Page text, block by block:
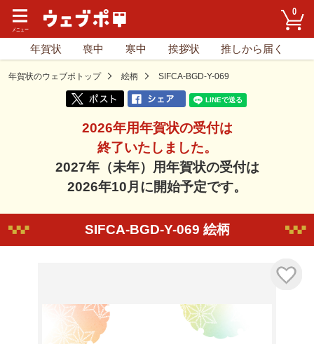
0
年賀状 喪中 寒中 挨拶状 推しから届く
年賀状のウェブポトップ 絵柄 SIFCA-BGD-Y-069
2026年用年賀状の受付は
終了いたしました。
2027年（未年）用年賀状の受付は
2026年10月に開始予定です。
SIFCA-BGD-Y-069 絵柄